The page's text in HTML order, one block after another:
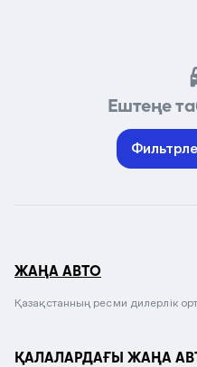
Ештеңе
ЖАҢА АВТО
Қазақстанның ресми дилерлік
ҚАЛАЛАРДАҒЫ ЖАҢА